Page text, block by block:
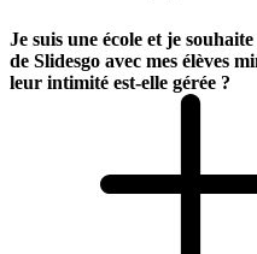
Je suis une école et je
de Slidesgo avec mes élèves
leur intimité est-elle gérée ?